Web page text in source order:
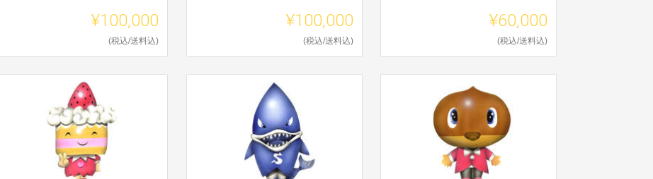
¥100,000
(税込/送料込)
¥100,000
(税込/送料込)
¥60,000
(税込/送料込)